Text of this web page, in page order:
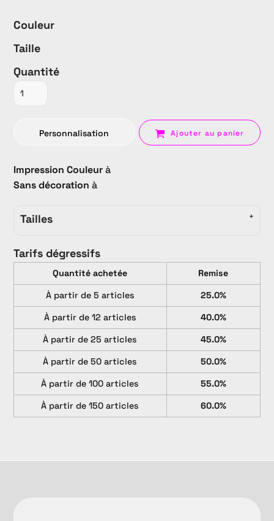
Couleur
Taille
Quantité
Personnalisation Ajouter au panier
Impression Couleurà
Sans décoration à
Tailles
Tarifs dégressifs
Quantité achetée
Remise
À partir de 5 articles
25.0%
À partir de 12 articles
40.0%
À partir de 25 articles
45.0%
À partir de 50 articles
50.0%
À partir de 100 articles
55.0%
À partir de 150 articles
60.0%